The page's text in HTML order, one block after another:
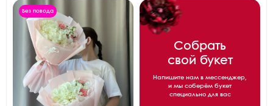
Без повода
Собрать
свой букет
Напишите нам в мессенджер,
и мы соберём букет
специально для вас